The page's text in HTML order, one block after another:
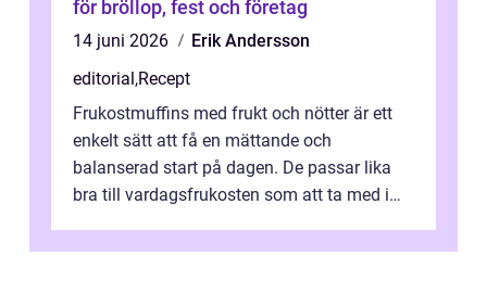
för bröllop, fest och företag
14 juni 2026
Erik Andersson
editorial,Recept
Frukostmuffins med frukt och nötter är ett
enkelt sätt att få en mättande och
balanserad start på dagen. De passar lika
bra till vardagsfrukosten som att ta med i